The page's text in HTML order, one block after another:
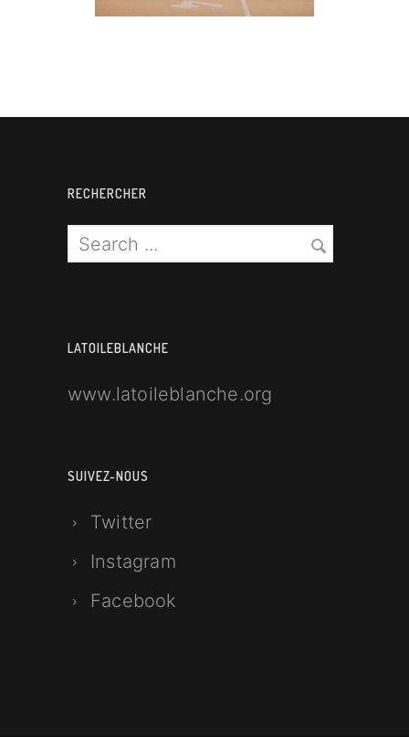
RECHERCHER
LATOILEBLANCHE
www.latoileblanche.org
SUIVEZ-NOUS
Twitter
Instagram
Facebook